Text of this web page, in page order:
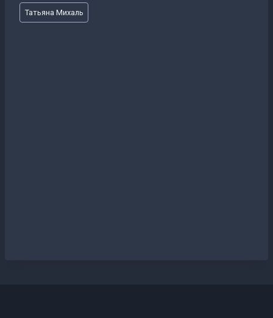
Метки
записи:
Татьяна Михаль